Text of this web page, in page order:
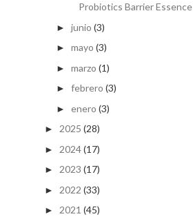
Probiotics Barrier Essence
► junio (3)
► mayo (3)
► marzo (1)
► febrero (3)
► enero (3)
► 2025 (28)
► 2024(17)
► 2023 (17)
► 2022 (33)
► 2021 (45)